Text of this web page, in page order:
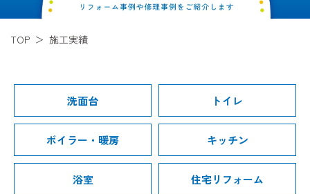
TOP 施工実績
洗面台 トイレ
ボイラー・暖房 キッチン
浴室 住宅リフォーム